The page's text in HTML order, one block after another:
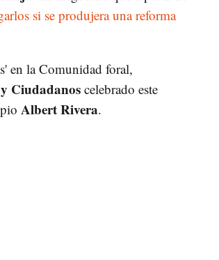
si se produjera una reforma
en la Comunidad foral,
Ciudadanoscelebrado este
Albert Rivera.